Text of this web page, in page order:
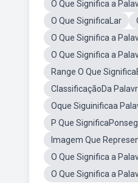
O Que Significa a
O Que SignificaLar
O Que Significa a
O Que Significa a
Range O Que
ClassificaçãoDa
Oque Siguinificaa
P Que
Imagem Que
O Que Significa a
O Que Significa a